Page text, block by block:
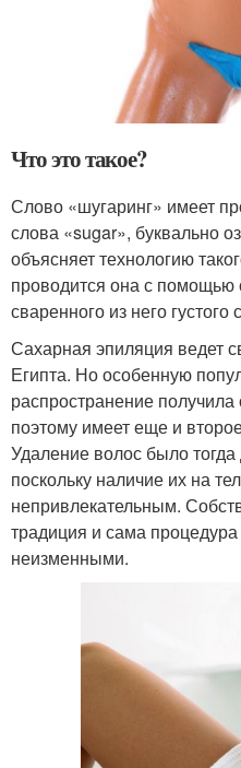
Что это такое?
Слово «шугаринг» имеет
слова «sugar», буквально
объясняет технологию
проводится она с помощью
сваренного из него густого
Сахарная эпиляция ведет
Египта. Но особенную
распространение
поэтому имеет еще и
Удаление волос было
поскольку наличие их на
непривлекательным.
традиция и сама процедура
неизменными.